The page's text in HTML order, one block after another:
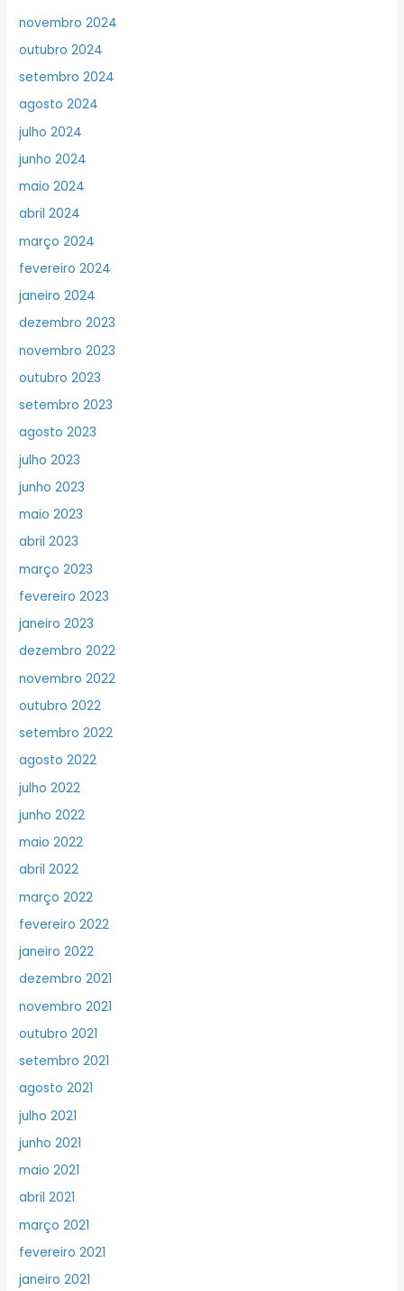
novembro 2024
outubro 2024
setembro 2024
agosto 2024
julho 2024
junho 2024
maio 2024
abril 2024
março 2024
fevereiro 2024
janeiro 2024
dezembro 2023
novembro 2023
outubro 2023
setembro 2023
agosto 2023
julho 2023
junho 2023
maio 2023
abril 2023
março 2023
fevereiro 2023
janeiro 2023
dezembro 2022
novembro 2022
outubro 2022
setembro 2022
agosto 2022
julho 2022
junho 2022
maio 2022
abril 2022
março 2022
fevereiro 2022
janeiro 2022
dezembro 2021
novembro 2021
outubro 2021
setembro 2021
agosto 2021
julho 2021
junho 2021
maio 2021
abril 2021
março 2021
fevereiro 2021
janeiro 2021